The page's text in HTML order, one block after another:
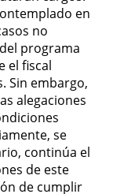
Order
Order
en
no
programa
el fiscal
Sin embargo,
alegaciones
se
continúa el
de este
de cumplir